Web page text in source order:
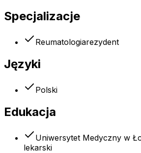
Specjalizacje
Reumatologiarezydent
Języki
Polski
Edukacja
Uniwersytet Medyczny w
lekarski